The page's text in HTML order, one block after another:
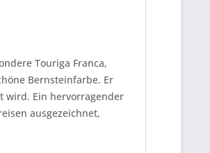
Touriga Franca,
Bernsteinfarbe. Er
wird. Ein hervorragender
ausgezeichnet,